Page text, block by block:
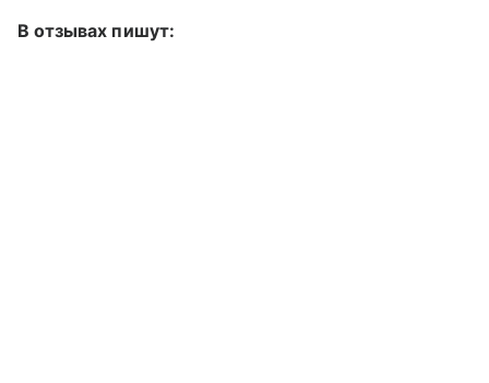
В отзывах пишут: